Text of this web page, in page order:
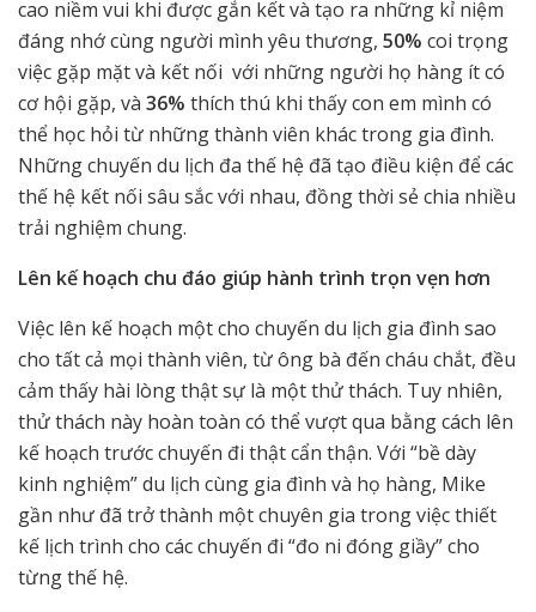
cao niềm vui khi được gắn kết và tạo ra những kỉ niệm
đáng nhớ cùng người mình yêu thương, 50% coi trọng
việc gặp mặt và kết nối với những người họ hàng ít có
cơ hội gặp, và 36% thích thú khi thấy con em mình có
thể học hỏi từ những thành viên khác trong gia đình.
Những chuyến du lịch đa thế hệ đã tạo điều kiện để các
thế hệ kết nối sâu sắc với nhau, đồng thời sẻ chia nhiều
trải nghiệm chung.
Lên kế hoạch chu đáo giúp hành trình trọn vẹn hơn
Việc lên kế hoạch một cho chuyến du lịch gia đình sao
cho tất cả mọi thành viên, từ ông bà đến cháu chắt, đều
cảm thấy hài lòng thật sự là một thử thách. Tuy nhiên,
thử thách này hoàn toàn có thể vượt qua bằng cách lên
kế hoạch trước chuyến đi thật cẩn thận. Với “bề dày
kinh nghiệm” du lịch cùng gia đình và họ hàng, Mike
gần như đã trở thành một chuyên gia trong việc thiết
kế lịch trình cho các chuyến đi “đo ni đóng giầy” cho
từng thế hệ.